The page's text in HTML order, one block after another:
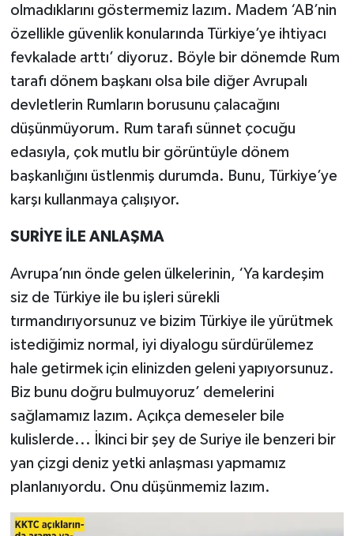
olmadıklarını göstermemiz lazım. Madem ‘AB’nin
özellikle güvenlik konularında Türkiye’ye ihtiyacı
fevkalade arttı’ diyoruz. Böyle bir dönemde Rum
tarafı dönem başkanı olsa bile diğer Avrupalı
devletlerin Rumların borusunu çalacağını
düşünmüyorum. Rum tarafı sünnet çocuğu
edasıyla, çok mutlu bir görüntüyle dönem
başkanlığını üstlenmiş durumda. Bunu, Türkiye’ye
karşı kullanmaya çalışıyor.
SURİYE İLE ANLAŞMA
Avrupa’nın önde gelen ülkelerinin, ‘Ya kardeşim
siz de Türkiye ile bu işleri sürekli
tırmandırıyorsunuz ve bizim Türkiye ile yürütmek
istediğimiz normal, iyi diyalogu sürdürülemez
hale getirmek için elinizden geleni yapıyorsunuz.
Biz bunu doğru bulmuyoruz’ demelerini
sağlamamız lazım. Açıkça demeseler bile
kulislerde... İkinci bir şey de Suriye ile benzeri bir
yan çizgi deniz yetki anlaşması yapmamız
planlanıyordu. Onu düşünmemiz lazım.